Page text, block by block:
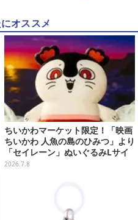
オススメ
ちいかわマーケット限定！「映画
ちいかわ 人魚の島のひみつ」より
「セイレーン」ぬいぐるみLサイ
ズが7月24日より予約開始
2026.7.8